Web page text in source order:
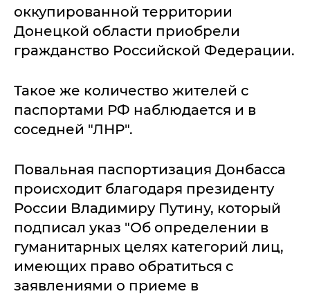
оккупированной территории
Донецкой области приобрели
гражданство Российской Федерации.
Такое же количество жителей с
паспортами РФ наблюдается и в
соседней "ЛНР".
Повальная паспортизация Донбасса
происходит благодаря президенту
России Владимиру Путину, который
подписал указ "Об определении в
гуманитарных целях категорий лиц,
имеющих право обратиться с
заявлениями о приеме в